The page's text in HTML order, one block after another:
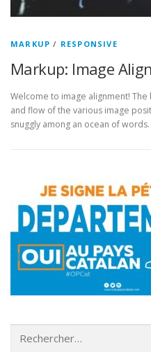
MARKUP / RESPONSIVE
Markup: Image
Welcome to image alignment!
and flow of the various image
snuggly among an ocean of